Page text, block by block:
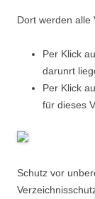
Dort werden alle
Per Klick
darunrt
Per Klick
für dieses
Schutz vor